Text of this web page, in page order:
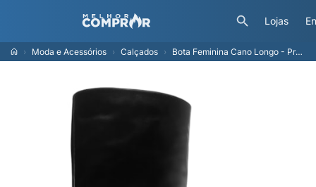
Lojas
Moda e Acessórios Calçados Bota Feminina Cano Longo - Preto